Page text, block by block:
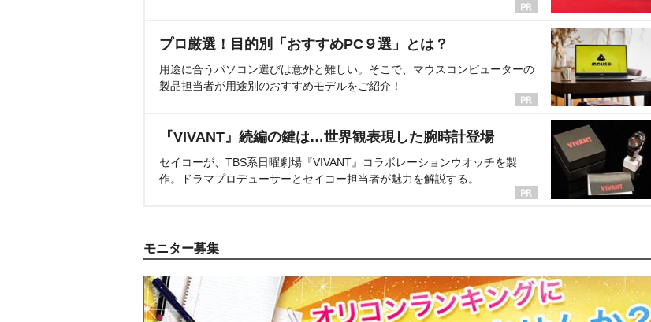
プロ厳選！目的別「おすすめPC９選」とは？
用途に合うパソコン選びは意外と難しい。そこで、マウスコンピューターの
製品担当者が用途別のおすすめモデルをご紹介！
『VIVANT』続編の鍵は…世界観表現した腕時計登場
セイコーが、TBS系日曜劇場『VIVANT』コラボレーションウオッチを製
作。ドラマプロデューサーとセイコー担当者が魅力を解説する。
モニター募集